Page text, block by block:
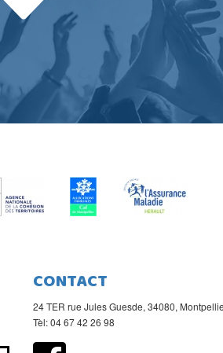
CONTACT
24 TER rue Jules Guesde, 34080,
Tèl: 04 67 42 26 98